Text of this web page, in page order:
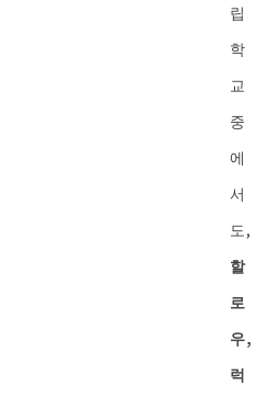
립
학
교
중
에
서
도,
할
로
우,
럭